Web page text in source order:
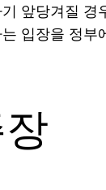
앞당겨질 경
입장을 정부